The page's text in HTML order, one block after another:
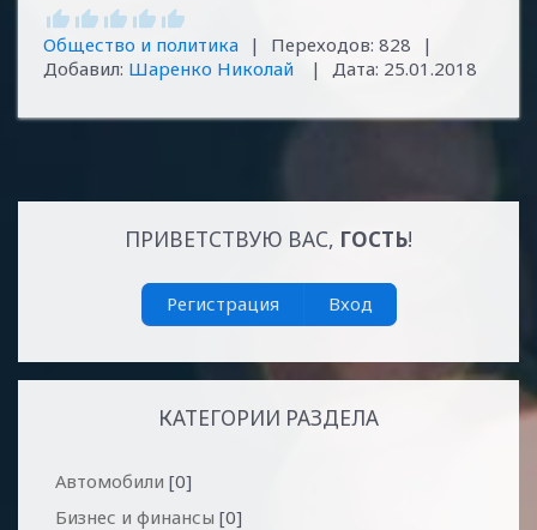
Общество и политика | Переходов: 828
|
Добавил: Шаренко Николай | Дата: 25.01.2018
ПРИВЕТСТВУЮ ВАС, ГОСТЬ!
Регистрация Вход
КАТЕГОРИИ РАЗДЕЛА
Автомобили [0]
Бизнес и финансы [0]